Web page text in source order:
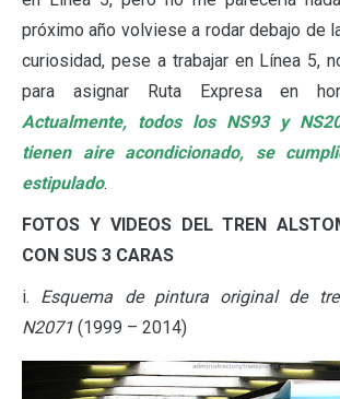
próximo año volviese a rodar debajo de
curiosidad, pese a trabajar en Línea 5,
para asignar Ruta Expresa en
Actualmente, todos los NS93 y
tienen aire acondicionado, se
estipulado.
FOTOS Y VIDEOS DEL TREN
CON SUS 3 CARAS
i. Esquema de pintura original de
N2071 (1999 – 2014)